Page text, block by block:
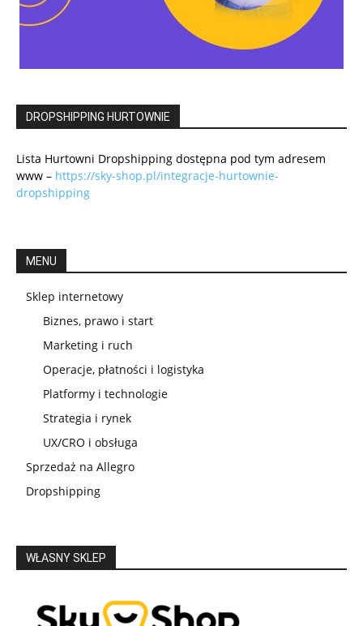
DROPSHIPPING HURTOWNIE
Lista Hurtowni Dropshipping dostępna pod tym adresem
www – https://sky-shop.pl/integracje-hurtownie-
dropshipping
MENU
Sklep internetowy
Biznes, prawo i start
Marketing i ruch
Operacje, płatności i logistyka
Platformy i technologie
Strategia i rynek
UX/CRO i obsługa
Sprzedaż na Allegro
Dropshipping
WŁASNY SKLEP